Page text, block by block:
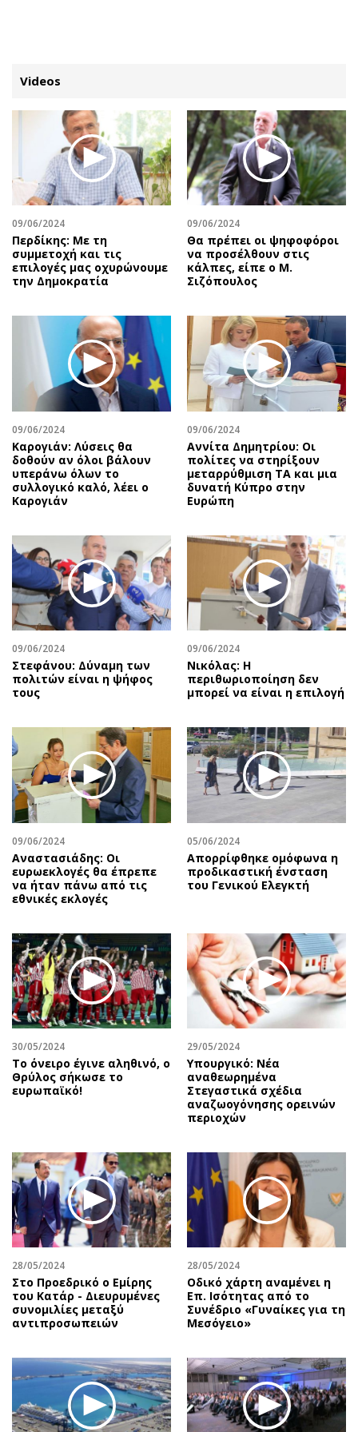
ΚΑΤΗΓΟΡΙΕΣ ΣΥΝΔΕΣΗ
Κύπρος
Παιδεία
Υγεία
Πολιτική
Βουλευτικές 2026
Εκλογές 2024
Δημοσκοπήσεις
Διπλωματία
Αθλητισμός
Κύπρος
Διεθνή
Κληρώσεις Allwyn
Οικονομική
Οικονομία
Real Estate
Επιχειρήσεις
Αγορές
Money Review
AstroBank Properties
Trends
Ενέργεια
Ναυτιλία
Ελλάδα
Κόσμος
Παράξενα
Πολιτισμός
Σινεμά
Θέατρο-Χορός
Μουσική
Εικαστικά
Χειρόγραφα
Απόψεις
Αρθρογραφία
The Hill
Υγεία
Αγγελίες
Ενοικιάζονται
Ζητούν εργασία
Θέσεις εργασίας
Geek
Νέα
Social
Αυτοκίνηση
Αφιερώματα
Πολιτική
Οικονομία
Αναδρομές
Πρόσωπα
Περιβάλλον
Good Life
Γυναίκα
Showbiz
Συνταγές
Έξοδος
Media
Wine routes
Podcasts
Uncut
Επιστολές
Videos
09/06/2024
Περδίκης: Με τη
συμμετοχή και τις
επιλογές μας οχυρώνουμε
την Δημοκρατία
09/06/2024
Θα πρέπει οι ψηφοφόροι
να προσέλθουν στις
κάλπες, είπε ο Μ.
Σιζόπουλος
09/06/2024
Καρογιάν: Λύσεις θα
δοθούν αν όλοι βάλουν
υπεράνω όλων το
συλλογικό καλό, λέει ο
Καρογιάν
09/06/2024
Αννίτα Δημητρίου: Οι
πολίτες να στηρίξουν
μεταρρύθμιση ΤΑ και μια
δυνατή Κύπρο στην
Ευρώπη
09/06/2024
Στεφάνου: Δύναμη των
πολιτών είναι η ψήφος
τους
09/06/2024
Νικόλας: Η
περιθωριοποίηση δεν
μπορεί να είναι η επιλογή
09/06/2024
Αναστασιάδης: Οι
ευρωεκλογές θα έπρεπε
να ήταν πάνω από τις
εθνικές εκλογές
05/06/2024
Απορρίφθηκε ομόφωνα η
προδικαστική ένσταση
του Γενικού Ελεγκτή
30/05/2024
Το όνειρο έγινε αληθινό, ο
Θρύλος σήκωσε το
ευρωπαϊκό!
29/05/2024
Υπουργικό: Νέα
αναθεωρημένα
Στεγαστικά σχέδια
αναζωογόνησης ορεινών
περιοχών
28/05/2024
Στο Προεδρικό ο Εμίρης
του Κατάρ - Διευρυμένες
συνομιλίες μεταξύ
αντιπροσωπειών
28/05/2024
Οδικό χάρτη αναμένει η
Επ. Ισότητας από το
Συνέδριο «Γυναίκες για τη
Μεσόγειο»